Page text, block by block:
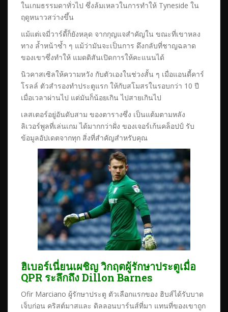
ในเกมธรรมดาทั่วไป ซึ่งล้มเหลวในการทำให้ Tyneside ใน
ฤดูหนาวสว่างขึ้น
แม้แต่เจมี่วาร์ดี้ก็ยังหลุด จากกุญแจสำคัญใน ขณะที่เขาหลง
ทาง ล้ำหน้าซ้ำ ๆ แม้ว่ามันจะเป็นการ ดึงกลับที่ชาญฉลาด
ของเขาซึ่งทำให้ แมดดิสันเปิดการให้คะแนนได้
นิวคาสเซิลให้ความหวัง กับตัวเองในช่วงสั้น ๆ เมื่อแอนดี้คาร์
โรลล์ ตัวสำรองทำประตูแรก ให้กับสโมสรในรอบกว่า 10 ปี
เมื่อเวลาผ่านไป แต่มันก็น้อยเกิน ไปสายเกินไป
เลสเตอร์อยู่อันดับสาม ของตารางซึ่ง เป็นแต้มตามหลัง
ลิเวอร์พูลที่เล่นเกม ได้มากกว่าฝั่ง ของเจอร์เก้นคล็อปป์ รับ
ข้อมูลอัปเดตจากทุก สิ่งที่สำคัญสำหรับคุณ
ฮิเบอร์เนี่ยนเผชิญ วิกฤตผู้รักษาประตูเมื่อ
QPR ระลึกถึง Dillon Barnes
Ofir Marciano ผู้รักษาประตู ตัวเลือกแรกของ ฮิบส์ได้รับบาด
เจ็บก่อน คริสต์มาสและ ดิลลอนบาร์นส์ที่มา แทนที่ของเขาถูก